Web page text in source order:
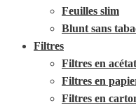
Feuilles slim
Blunt sans
Filtres
Filtres en
Filtres en
Filtres en